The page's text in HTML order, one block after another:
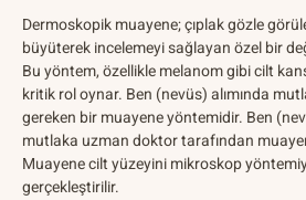
Dermoskopik muayene; çıplak gözle
büyüterek incelemeyi sağlayan özel bir
Bu yöntem, özellikle melanom gibi cilt
kritik rol oynar. Ben (nevüs) alımında
gereken bir muayene yöntemidir. Ben
mutlaka uzman doktor tarafından
Muayene cilt yüzeyini mikroskop
gerçekleştirilir.